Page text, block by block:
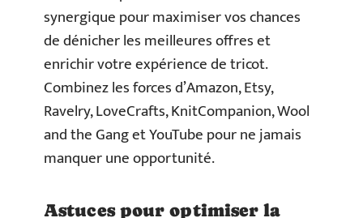
synergique pour maximiser vos chances
de dénicher les meilleures offres et
enrichir votre expérience de tricot.
Combinez les forces d’Amazon, Etsy,
Ravelry, LoveCrafts, KnitCompanion, Wool
and the Gang et YouTube pour ne jamais
manquer une opportunité.
Astuces pour optimiser la